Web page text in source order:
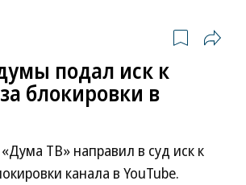
подал иск к
блокировки в
ТВ» направил в суд иск к
канала в YouTube.